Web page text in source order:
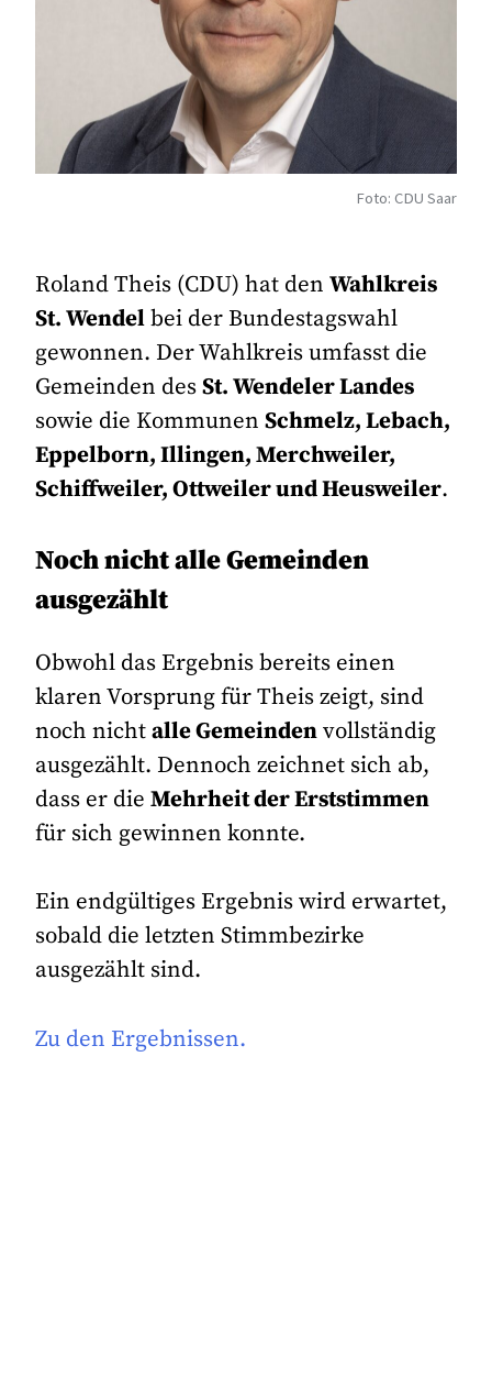
Foto: CDU Saar
Roland Theis (CDU) hat denWahlkreis
St. Wendelbei der Bundestagswahl
gewonnen. Der Wahlkreis umfasst die
Gemeinden desSt. Wendeler Landes
sowie die KommunenSchmelz, Lebach,
Eppelborn, Illingen, Merchweiler,
Schiffweiler, Ottweiler und Heusweiler.
Noch nicht alle Gemeinden
ausgezählt
Obwohl das Ergebnis bereits einen
klaren Vorsprung für Theis zeigt, sind
noch nichtalle Gemeindenvollständig
ausgezählt. Dennoch zeichnet sich ab,
dass er dieMehrheit der Erststimmen
für sich gewinnen konnte.
Ein endgültiges Ergebnis wird erwartet,
sobald die letzten Stimmbezirke
ausgezählt sind.
Zu den Ergebnissen.